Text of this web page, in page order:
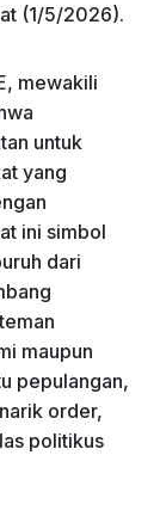
(1/5/2026).
mewakili
untuk
yang
ini simbol
dari
maupun
pepulangan,
order,
politikus